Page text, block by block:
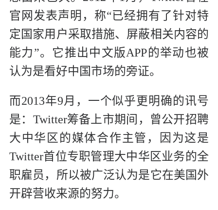
官网发表声明，称“已经拥有了针对特
定国家用户采取措施、屏蔽相关内容的
能力”。它推出中文版APP的举动也被
认为是看好中国市场的旁证。
而2013年9月，一个似乎更明确的讯号
是：Twitter筹备上市期间，曾公开招聘
大中华区的媒体合作主管，因为这是
Twitter首位专职管理大中华区业务的全
职雇员，所以被广泛认为是它在美国外
开辟营收来源的努力。